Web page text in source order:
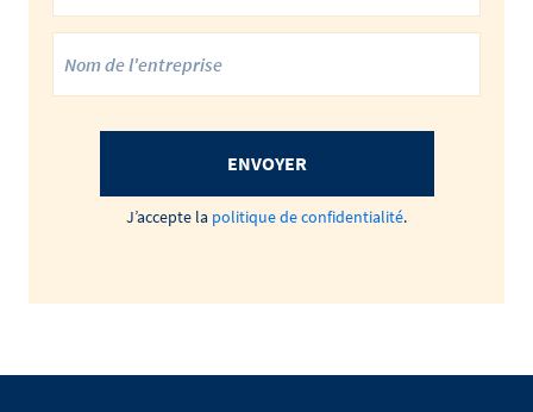
ENVOYER
J’accepte la politique de confidentialité.